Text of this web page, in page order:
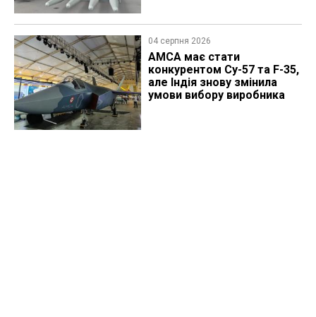
04 серпня 2026
AMCA має стати
конкурентом Су-57 та F-35,
але Індія знову змінила
умови вибору виробника